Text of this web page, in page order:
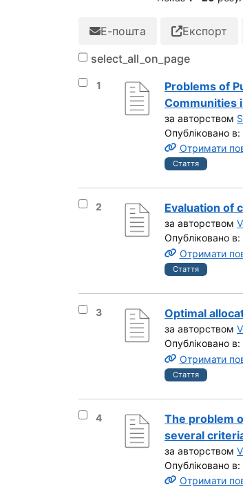
Е-пошта Експорт
select_all_on_page
Вибрати результат під номером
1
Problems of
Communities
за авторством
Опубліковано в:
Отримати
Стаття
Вибрати результат під номером
2 Evaluation of
за авторством
Опубліковано в:
Отримати
Стаття
Вибрати результат під номером
3 Optimal
за авторством
Опубліковано в:
Отримати
Стаття
Вибрати результат під номером
4
The problem
several
за авторством
Опубліковано в:
Отримати